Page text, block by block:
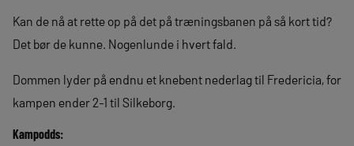
Kan de nå at rette op på det på træningsbanen på så kort tid?
Det bør de kunne. Nogenlunde i hvert fald.
Dommen lyder på endnu et knebent nederlag til Fredericia, for
kampen ender 2-1 til Silkeborg.
Kampodds: